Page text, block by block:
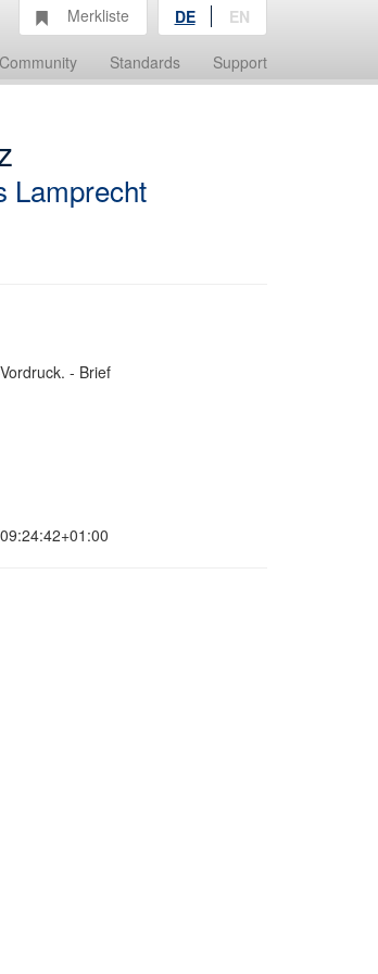
Community Standards Support
Merkliste DE EN
Lamprecht
- Brief